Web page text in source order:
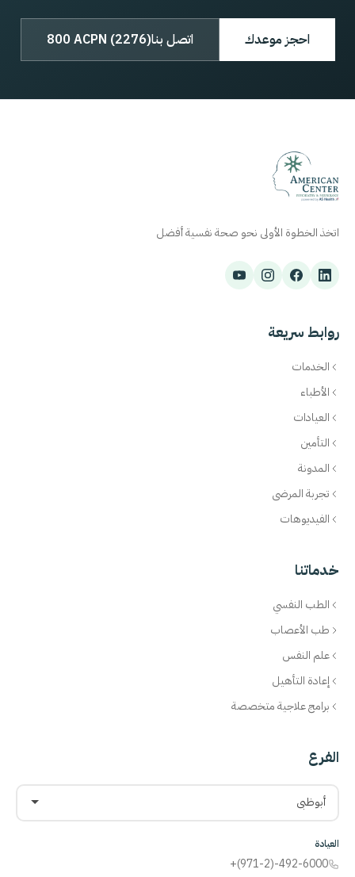
احجز موعدك اتصل بنا800 ACPN (2276)
اتخذ الخطوة الأولى نحو صحة نفسية أفضل
روابط سريعة
الخدمات
الأطباء
العيادات
التأمين
المدونة
تجربة المرضى
الفيديوهات
خدماتنا
الطب النفسي
طب الأعصاب
علم النفس
إعادة التأهيل
برامج علاجية متخصصة
الفرع
أبوظبي
العيادة
+(971-2)-492-6000